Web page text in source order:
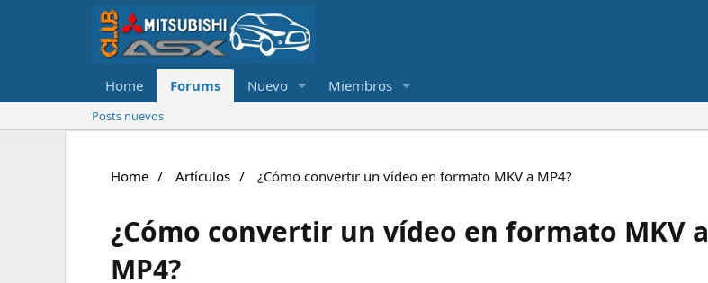
Home Forums Nuevo Miembros
Posts nuevos
Home Artículos ¿Cómo convertir un vídeo en formato MKV a MP4?
¿Cómo convertir un vídeo en formato MKV a
MP4?